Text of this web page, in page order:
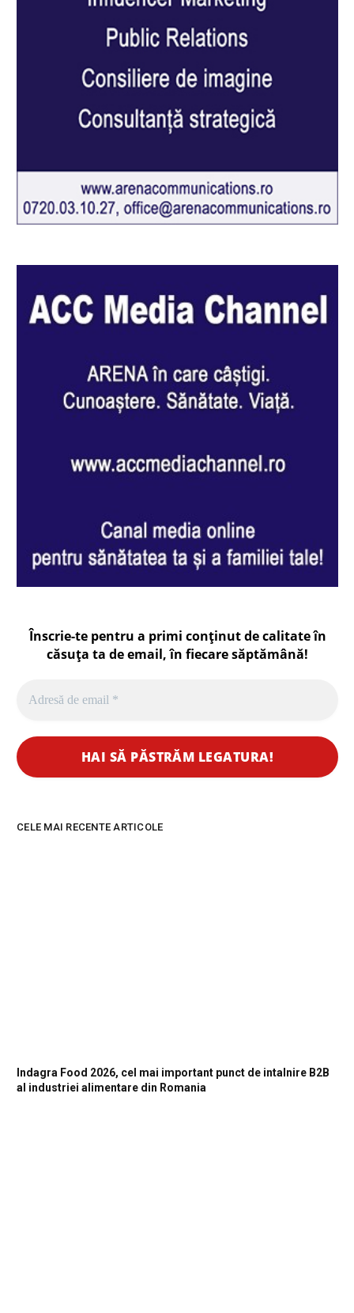
Înscrie-te pentru a primi conținut de calitate în
căsuța ta de email, în fiecaresăptămână!
CELE MAI RECENTE ARTICOLE
Indagra Food 2026, cel mai important punct de intalnire B2B
al industriei alimentare din Romania